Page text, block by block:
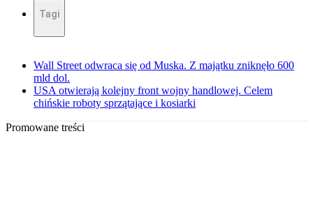
Tagi
Wall Street odwraca się od Muska. Z majątku zniknęło 600
mld dol.
USA otwierają kolejny front wojny handlowej. Celem
chińskie roboty sprzątające i kosiarki
Promowane treści